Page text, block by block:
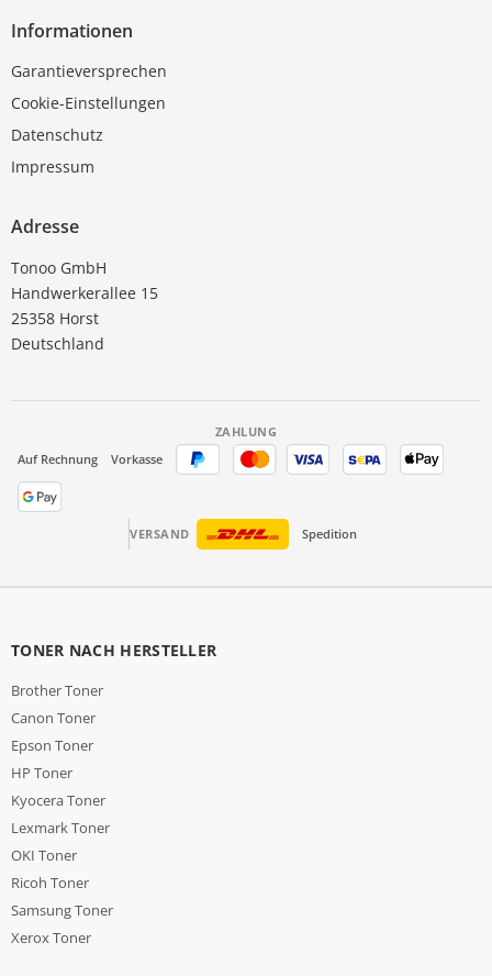
Informationen
Garantieversprechen
Cookie-Einstellungen
Datenschutz
Impressum
Adresse
Tonoo GmbH
Handwerkerallee 15
25358 Horst
Deutschland
ZAHLUNG
Auf Rechnung
Vorkasse
VERSAND Spedition
TONER NACH HERSTELLER
Brother Toner
Canon Toner
Epson Toner
HP Toner
Kyocera Toner
Lexmark Toner
OKI Toner
Ricoh Toner
Samsung Toner
Xerox Toner